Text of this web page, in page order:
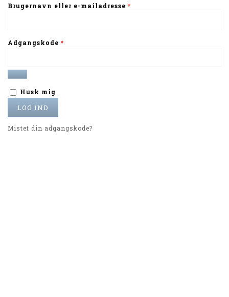
Brugernavn eller e-mailadresse *
Adgangskode *
Alternative:
Husk mig
LOG IND
Mistet din adgangskode?